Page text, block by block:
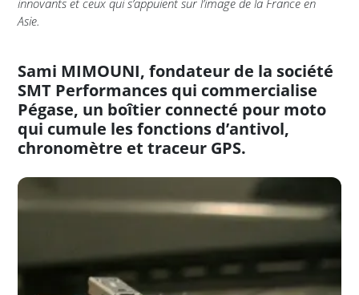
innovants et ceux qui s’appuient sur l’image de la France en
Asie.
Sami MIMOUNI, fondateur de la société
SMT Performances qui commercialise
Pégase, un boîtier connecté pour moto
qui cumule les fonctions d’antivol,
chronomètre et traceur GPS.